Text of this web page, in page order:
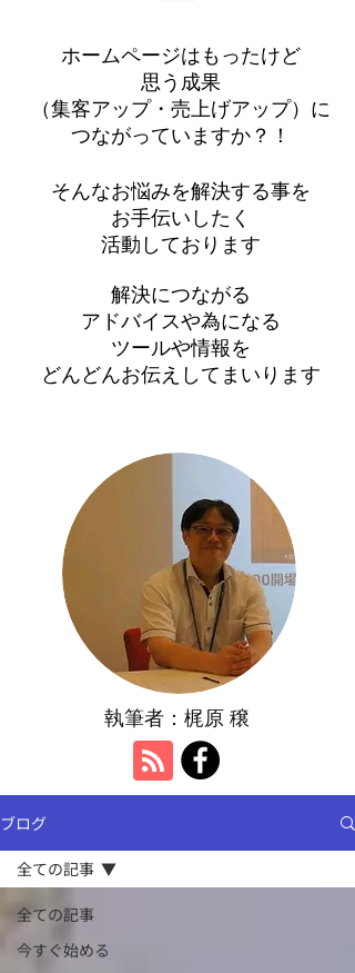
ホームページはもったけど
思う成果
（集客アップ・売上げアップ）に
つながっていますか？！
そんなお悩みを解決する事を
お手伝いしたく
活動しております
解決につながる
アドバイスや為になる
ツールや情報を
​どんどんお伝えしてまいります
執筆者：​梶原 穣
ブログ
全ての記事
今すぐ始める
全ての記事